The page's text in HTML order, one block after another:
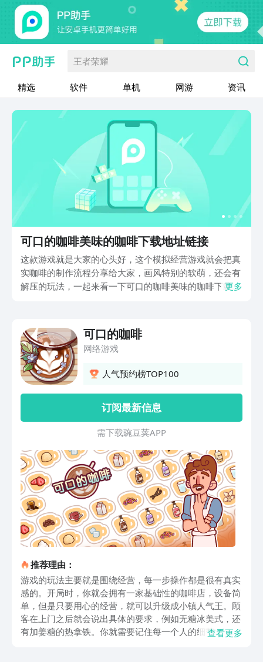
王者荣耀
精选 软件 单机 网游 资讯
可口的咖啡美味的咖啡下载地址链接
这款游戏就是大家的心头好，这个模拟经营游戏就会把真
实咖啡的制作流程分享给大家，画风特别的软萌，还会有
解压的玩法，一起来看一下可口的咖啡美味的咖啡下载。
啡小天地，开启一段属于自己的咖啡师生涯。
更多
可口的咖啡
网络游戏
人气预约榜TOP100
订阅最新信息
需 下 载 豌 豆 荚 A P P
推荐理由：
游戏的玩法主要就是围绕经营，每一步操作都是很有真实
感的。开局时，你就会拥有一家基础性的咖啡店，设备简
单，但是只要用心的经营，就可以升级成小镇人气王。顾
客在上门之后就会说出具体的要求，例如无糖冰美式，还
有加姜糖的热拿铁。你就需要记住每一个人的细节，一定
查看更多